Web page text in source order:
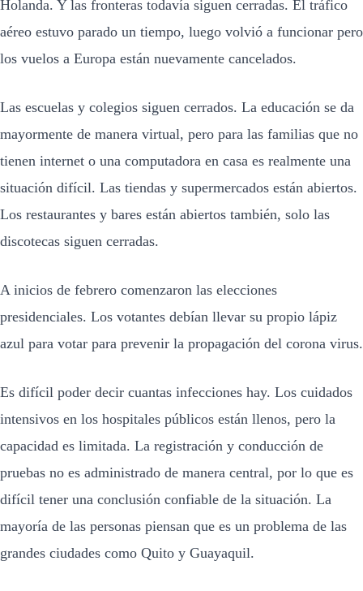
Holanda. Y las fronteras todavía siguen cerradas. El tráfico
aéreo estuvo parado un tiempo, luego volvió a funcionar pero
los vuelos a Europa están nuevamente cancelados.
Las escuelas y colegios siguen cerrados. La educación se da
mayormente de manera virtual, pero para las familias que no
tienen internet o una computadora en casa es realmente una
situación difícil. Las tiendas y supermercados están abiertos.
Los restaurantes y bares están abiertos también, solo las
discotecas siguen cerradas.
A inicios de febrero comenzaron las elecciones
presidenciales. Los votantes debían llevar su propio lápiz
azul para votar para prevenir la propagación del corona virus.
Es difícil poder decir cuantas infecciones hay. Los cuidados
intensivos en los hospitales públicos están llenos, pero la
capacidad es limitada. La registración y conducción de
pruebas no es administrado de manera central, por lo que es
difícil tener una conclusión confiable de la situación. La
mayoría de las personas piensan que es un problema de las
grandes ciudades como Quito y Guayaquil.